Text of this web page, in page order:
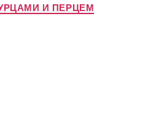
И ПЕРЦЕМ